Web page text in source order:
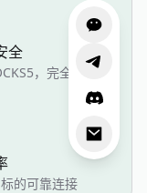
全
，完全认证访
的可靠连接